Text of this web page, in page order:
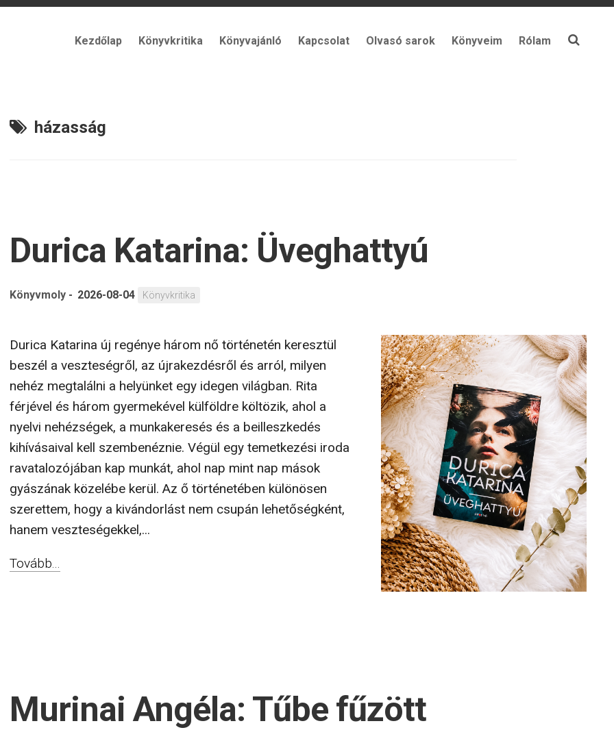
Kezdőlap Könyvkritika Könyvajánló Kapcsolat Olvasó sarok Könyveim Rólam
házasság
Durica Katarina: Üveghattyú
Könyvmoly - 2026-08-04 Könyvkritika
Durica Katarina új regénye három nő történetén keresztül
beszél a veszteségről, az újrakezdésről és arról, milyen
nehéz megtalálni a helyünket egy idegen világban. Rita
férjével és három gyermekével külföldre költözik, ahol a
nyelvi nehézségek, a munkakeresés és a beilleszkedés
kihívásaival kell szembenéznie. Végül egy temetkezési iroda
ravatalozójában kap munkát, ahol nap mint nap mások
gyászának közelébe kerül. Az ő történetében különösen
szerettem, hogy a kivándorlást nem csupán lehetőségként,
hanem veszteségekkel,...
Tovább...
Murinai Angéla: Tűbe fűzött